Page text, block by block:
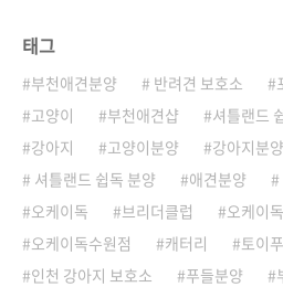
태그
부천애견분양 반려견 보호소
고양이
부천애견샵 셔틀랜드
강아지
고양이분양 강아지분양
셔틀랜드 쉽독 분양
애견분양
오케이독
브리더클럽 오케이
오케이독수원점
캐터리 토이
인천 강아지 보호소
푸들분양